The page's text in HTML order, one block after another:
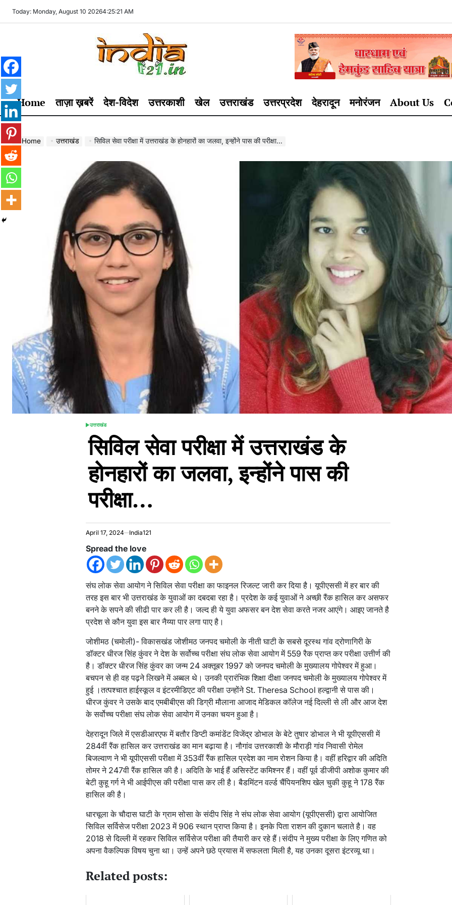
Today: Monday, August 10 20264:25:22 AM
India121
Home ताज़ा ख़बरें देश-विदेश उत्तरकाशी खेल उत्तराखंड उत्तरप्रदेश देहरादून मनोरंजन About Us
Home उत्तराखंड सिविल सेवा परीक्षा में उत्तराखंड के होनहारों का जलवा, इन्होंने पास की परीक्षा…
POSTED
IN
उत्तराखंड
सिविल सेवा परीक्षा में उत्तराखंड के
होनहारों का जलवा, इन्होंने पास की
परीक्षा…
April 17, 2024 India121
Spread the love
संघ लोक सेवा आयोग ने सिविल सेवा परीक्षा का फाइनल रिजल्ट जारी कर दिया है। यूपीएससी में हर बार की
तरह इस बार भी उत्तराखंड के युवाओं का दबदबा रहा है। प्रदेश के कई युवाओं ने अच्छी रैंक हासिल कर असफर
बनने के सपने की सीढी पार कर ली है। जल्द ही ये युवा अफसर बन देश सेवा करते नजर आएंगे। आइए जानते है
प्रदेश से कौन युवा इस बार नैय्या पार लगा पाए है।
जोशीमठ (चमोली)- विकासखंड जोशीमठ जनपद चमोली के नीती घाटी के सबसे दूरस्थ गांव द्रोणागिरी के
डॉक्टर धीरज सिंह कुंवर ने देश के सर्वोच्च परीक्षा संघ लोक सेवा आयोग में 559 रैक प्राप्त कर परीक्षा उत्तीर्ण की
है। डॉक्टर धीरज सिंह कुंवर का जन्म 24 अक्तूबर 1997 को जनपद चमोली के मुख्यालय गोपेश्वर में हुआ।
बचपन से ही वह पढ़ने लिखने में अब्बल थे। उनकी प्रारंभिक शिक्षा दीक्षा जनपद चमोली के मुख्यालय गोपेश्वर में
हुई ।तत्पश्चात हाईस्कूल व इंटरमीडिएट की परीक्षा उन्होंने St. Theresa School हल्द्वानी से पास की।
धीरज कुंवर ने उसके बाद एमबीबीएस की डिग्री मौलाना आजाद मेडिकल कॉलेज नई दिल्ली से ली और आज देश
के सर्वोच्च परीक्षा संघ लोक सेवा आयोग में उनका चयन हुआ है।
देहरादून जिले में एसडीआरएफ में बतौर डिप्टी कमांडेंट विजेंद्र डोभाल के बेटे तुषार डोभाल ने भी यूपीएससी में
284वीं रैंक हासिल कर उत्तराखंड का मान बढ़ाया है। नौगांव उत्तरकाशी के मौराड़ी गांव निवासी रोमेल
बिजल्वाण ने भी यूपीएससी परीक्षा में 353वीं रैंक हासिल प्रदेश का नाम रोशन किया है। वहीं हरिद्वार की अदिति
तोमर ने 247वी रैंक हासिल की है। अदिति के भाई हैं असिस्टेंट कमिश्नर हैं। वहीं पूर्व डीजीपी अशोक कुमार की
बेटी कुहू गर्ग ने भी आईपीएस की परीक्षा पास कर ली है। बैडमिंटन वर्ल्ड चैंपियनशिप खेल चुकी कुहू ने 178 रैंक
हासिल की है।
धारचूला के चौदास घाटी के ग्राम सोसा के संदीप सिंह ने संघ लोक सेवा आयोग (यूपीएससी) द्वारा आयोजित
सिविल सर्विसेज परीक्षा 2023 में 906 स्थान प्राप्त किया है। इनके पिता राशन की दुकान चलाते है। वह
2018 से दिल्ली में रहकर सिविल सर्विसेज परीक्षा की तैयारी कर रहे हैं।संदीप ने मुख्य परीक्षा के लिए गणित को
अपना वैकल्पिक विषय चुना था। उन्हें अपने छठे प्रयास में सफलता मिली है, यह उनका दूसरा इंटरव्यू था।
Related posts: